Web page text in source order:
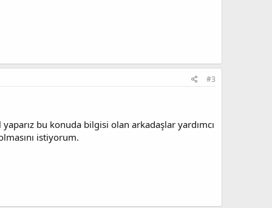
#3
bu konuda bilgisi olan arkadaşlar yardımcı
istiyorum.